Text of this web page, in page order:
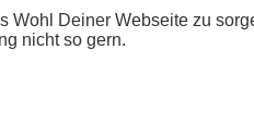
Wohl Deiner Webseite zu
nicht so gern.